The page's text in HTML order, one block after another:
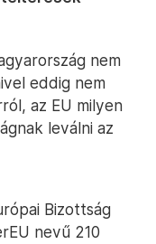
nem
eddig nem
az EU milyen
leválni az
Bizottság
nevű 210